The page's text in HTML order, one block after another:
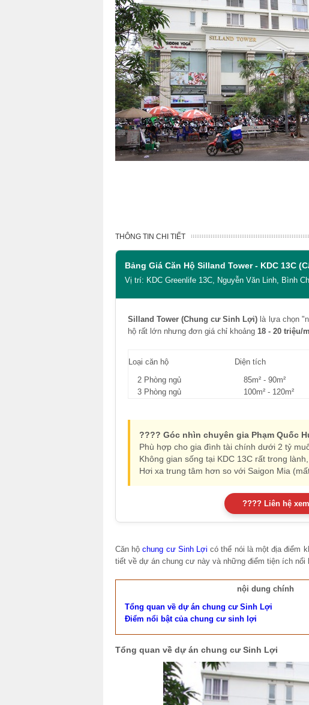
THÔNG TIN CHI TIẾT
Bảng Giá Căn Hộ Silland Tower - KDC 13C
Vị trí: KDC Greenlife 13C, Nguyễn Văn Linh, Bình
Silland Tower (Chung cư Sinh Lợi) là lựa chọn
hộ rất lớn nhưng đơn giá chỉ khoảng 18 - 20 triệu/
Loại căn hộ Diện tích
2 Phòng ngủ 85m² - 90m²
3 Phòng ngủ
100m² - 120m²
???? Góc nhìn chuyên gia Phạm Quốc
Phù hợp cho gia đình tài chính dưới 2 tỷ
Không gian sống tại KDC 13C rất trong
Hơi xa trung tâm hơn so với Saigon Mia
???? Liên hệ
Căn hộchung cư Sinh Lợi có thể nói là một địa điểm
tiết về dự án chung cư này và những điểm tiện ích nổi
nội dung chính
Tổng quan về dự án chung cư Sinh Lợi
Điểm nổi bật của chung cư sinh lợi
Tổng quan về dự án chung cư Sinh Lợi